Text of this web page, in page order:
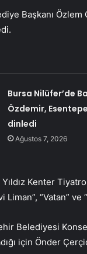
Başkanı Özlem
Bursa Nilüfer’de
Özdemir,
dinledi
Ağustos 7, 2026
Kenter
Liman”, “Vatan”
Belediyesi
için Önder